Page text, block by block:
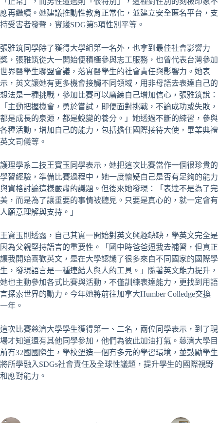
應再繼續。她建議推動性教育正常化，並建立安全匿名平台，支
持受害者發聲，實踐SDG第5項性別平等。
張雅筑同學除了獲得大學組第一名外，也拿到最佳社會影響力
獎，張雅筑從大一開始便積極參與志工服務，也曾代表台灣參加
世界醫學生聯盟會議，落實醫學生的社會責任與影響力。她表
示，英文讓她有更多機會接觸不同領域，用非母語去表達自己的
想法是一種挑戰，參加比賽可以磨練自己增加信心，張雅筑說：
「主動把握機會，勇於嘗試，即便面對挑戰，不論成功或失敗，
都是成長的泉源，都是蛻變的養分。」她透過不斷的練習，參與
各種活動，增加自己的能力，包括擔任國際接待大使，畢業典禮
英文司儀等。
護理學系二技王寶玉同學表示，她把這次比賽當作一個很珍貴的
學習經驗，準備比賽過程中，她一度懷疑自己是否有足夠的能力
與資格討論這樣嚴肅的議題。但後來她發現：「表達不是為了完
美，而是為了讓重要的事情被聽見。只要是真心的，就一定會有
人願意理解與支持。」
王寶玉則透露，自己其實一開始對英文興趣缺缺，學英文完全是
因為父親堅持語言的重要性。「國中時爸爸逼我去補習，但真正
讓我開始喜歡英文，是在大學認識了很多來自不同國家的國際學
生，發現語言是一種連結人與人的工具。」隨著英文能力提升，
她也主動參加各式比賽與活動，不僅訓練表達能力，更找到用語
言探索世界的動力。今年她將前往加拿大Humber Colledge交換
一年。
這次比賽慈濟大學學生獲得第一、二名，兩位同學表示，到了現
場才知道還有其他同學參加，他們為彼此加油打氣。慈濟大學目
前有32國國際生，學校塑造一個有多元的學習環境，並鼓勵學生
將所學融入SDGs社會責任及全球性議題，提升學生的國際視野
和應對能力。